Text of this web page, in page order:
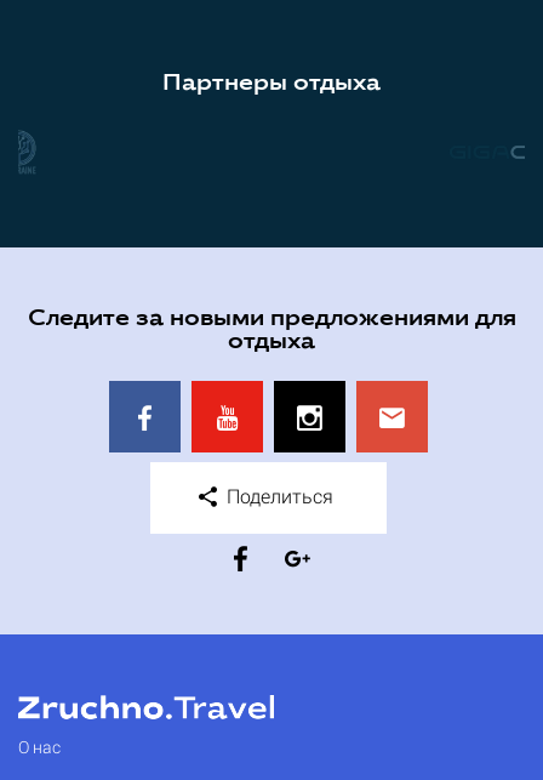
Партнеры отдыха
Следите за новыми предложениями для
отдыха
Поделиться
О нас